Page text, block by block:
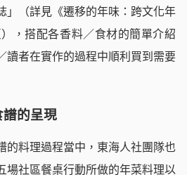
」（詳見《遷移的年味：跨文化年
，搭配各香料／食材的簡單介紹
讀者在實作的過程中順利買到需要
譜的呈現
的料理過程當中，東海人社團隊也
場社區餐桌行動所做的年菜料理以